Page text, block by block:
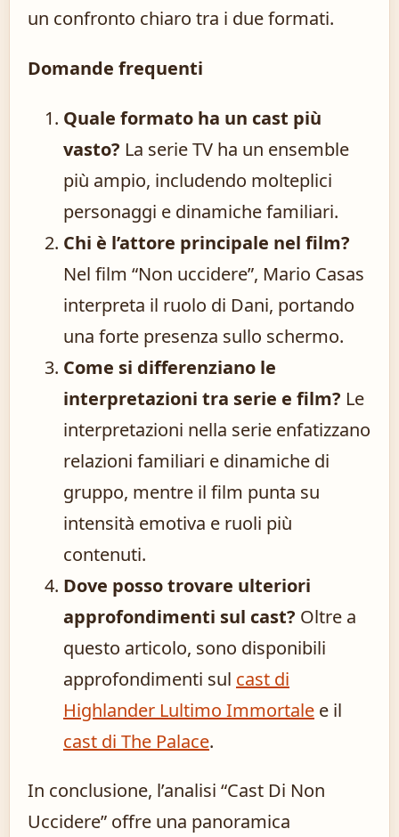
un confronto chiaro tra i due formati.
Domande frequenti
Quale formato ha un cast più
vasto? La serie TV ha un ensemble
più ampio, includendo molteplici
personaggi e dinamiche familiari.
Chi è l’attore principale nel film?
Nel film “Non uccidere”, Mario Casas
interpreta il ruolo di Dani, portando
una forte presenza sullo schermo.
Come si differenziano le
interpretazioni tra serie e film? Le
interpretazioni nella serie enfatizzano
relazioni familiari e dinamiche di
gruppo, mentre il film punta su
intensità emotiva e ruoli più
contenuti.
Dove posso trovare ulteriori
approfondimenti sul cast? Oltre a
questo articolo, sono disponibili
approfondimenti sul cast di
Highlander Lultimo Immortale e il
cast di The Palace.
In conclusione, l’analisi “Cast Di Non
Uccidere” offre una panoramica